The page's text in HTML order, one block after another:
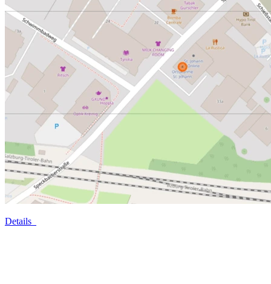
Details